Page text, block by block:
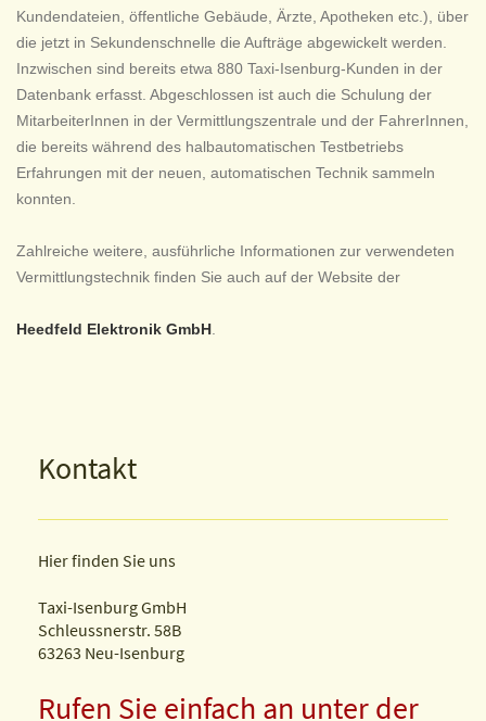
Kundendateien, öffentliche Gebäude, Ärzte, Apotheken etc.), über
die jetzt in Sekundenschnelle die Aufträge abgewickelt werden.
Inzwischen sind bereits etwa 880 Taxi-Isenburg-Kunden in der
Datenbank erfasst. Abgeschlossen ist auch die Schulung der
MitarbeiterInnen in der Vermittlungszentrale und der FahrerInnen,
die bereits während des halbautomatischen Testbetriebs
Erfahrungen mit der neuen, automatischen Technik sammeln
konnten.
Zahlreiche weitere, ausführliche Informationen zur verwendeten
Vermittlungstechnik finden Sie auch auf der Website der
Heedfeld Elektronik GmbH.
Kontakt
Hier finden Sie uns
Taxi-Isenburg GmbH
Schleussnerstr. 58B
63263 Neu-Isenburg
Rufen Sie einfach an unter der